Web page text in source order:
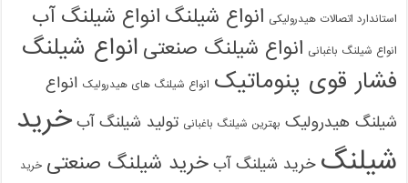
استاندارد اتصالات هیدرولیکی انواع شیلنگ انواع شیلنگ آب
انواع شیلنگ باغبانی انواع شیلنگ صنعتی انواع شیلنگ
فشار قوی پنوماتیک انواع شیلنگ های هیدرولیک انواع
شیلنگ هیدرولیک بهترین شیلنگ باغبانی تولید شیلنگ آب خرید
شیلنگ خرید شیلنگ آب خرید شیلنگ صنعتی خرید